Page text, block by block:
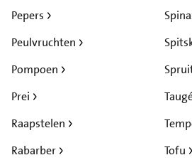
Pepers
Peulvruchten
Pompoen
Prei
Raapstelen
Rabarber
Tofu